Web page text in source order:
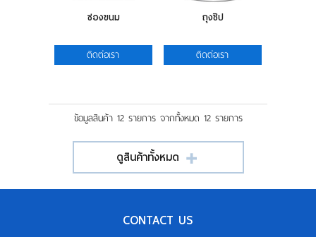
ซองขนม
ติดต่อเรา
ถุงซิป
ติดต่อเรา
ข้อมูลสินค้า 12 รายการ จากทั้งหมด 12 รายการ
ดูสินค้าทั้งหมด
CONTACT US